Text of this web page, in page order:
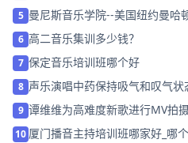
5 曼尼斯音乐学院--美国纽约曼哈
6 高二音乐集训多少钱？
7 保定音乐培训班哪个好
8 声乐演唱中药保持吸气和叹气状
9 谭维维为高难度新歌进行MV拍
10 厦门播音主持培训班哪家好_哪